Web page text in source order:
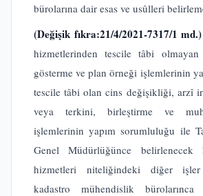
bürolarına dair esas ve usûlleri
(Değişik fıkra:21/4/2021-7317/1 md.)
hizmetlerinden tescile tâbi
gösterme ve plan örneği işlemlerinin
tescile tâbi olan cins değişikliği, arzî
veya terkini, birleştirme ve
işlemlerinin yapım sorumluluğu ile
Genel Müdürlüğünce belirlenecek
hizmetleri niteliğindeki diğer
kadastro mühendislik